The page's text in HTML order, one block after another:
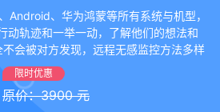
Android、华为鸿蒙等所有系统与机型，
动轨迹和一举一动，了解他们的想法和
会被对方发现，远程无感监控方法多样
限时优惠
原价：3900 元